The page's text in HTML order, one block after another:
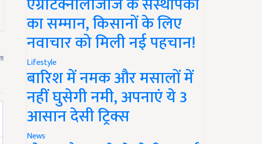
का सम्मान, किसानों के लिए
नवाचार को मिली नई पहचान!
Lifestyle
बारिश में नमक और मसालों में
नहीं घुसेगी नमी, अपनाएं ये 3
आसान देसी ट्रिक्स
News